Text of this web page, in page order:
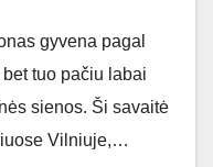
gyvena pagal
tuo pačiu labai
sienos. Ši savaitė
Vilniuje,…